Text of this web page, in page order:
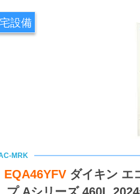
設備
EQA46YFV ダイキン エ